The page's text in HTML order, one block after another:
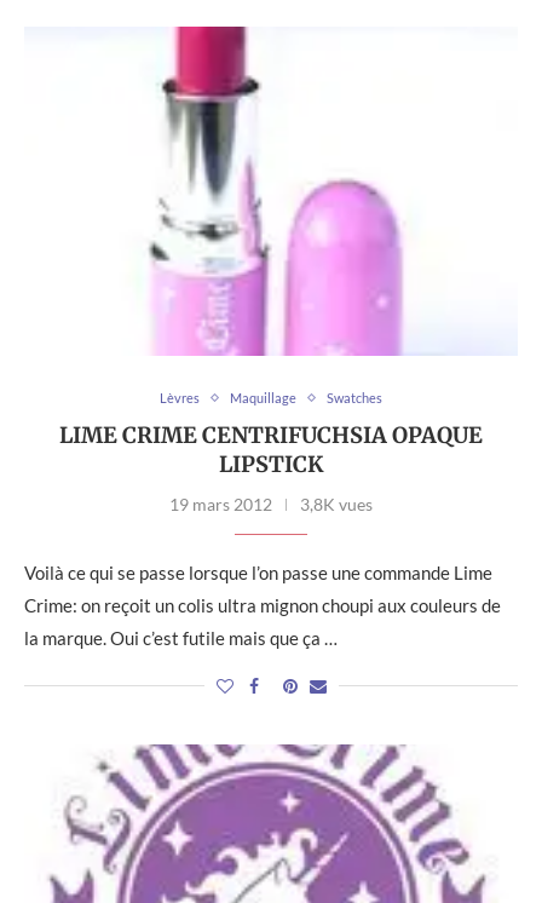
Lèvres Maquillage Swatches
LIME CRIME CENTRIFUCHSIA OPAQUE
LIPSTICK
19 mars 2012 3,8K vues
Voilà ce qui se passe lorsque l’on passe une commande Lime
Crime: on reçoit un colis ultra mignon choupi aux couleurs de
la marque. Oui c’est futile mais que ça …